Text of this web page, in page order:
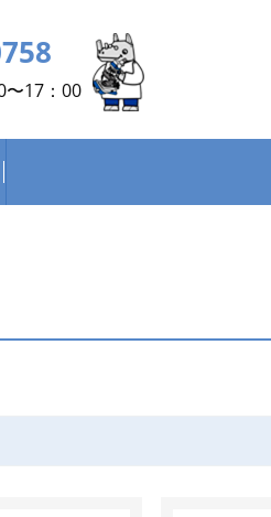
〜17：00